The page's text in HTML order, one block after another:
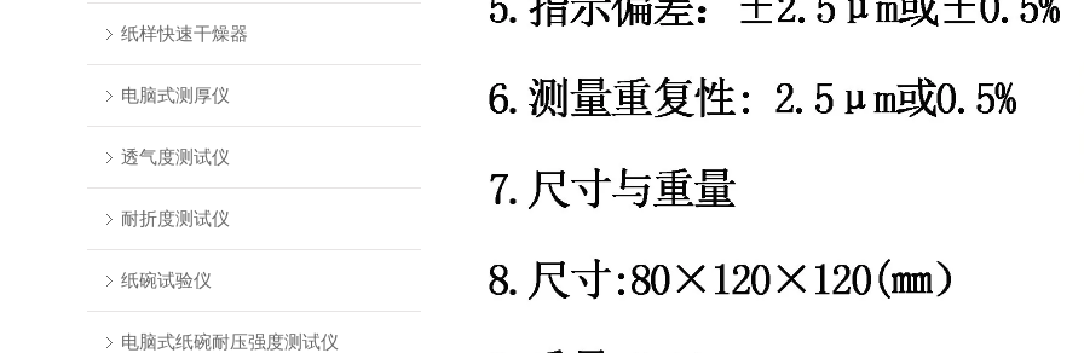
纸样快速干燥器
电脑式测厚仪
透气度测试仪
耐折度测试仪
纸碗试验仪
电脑式纸碗耐压强度测试仪